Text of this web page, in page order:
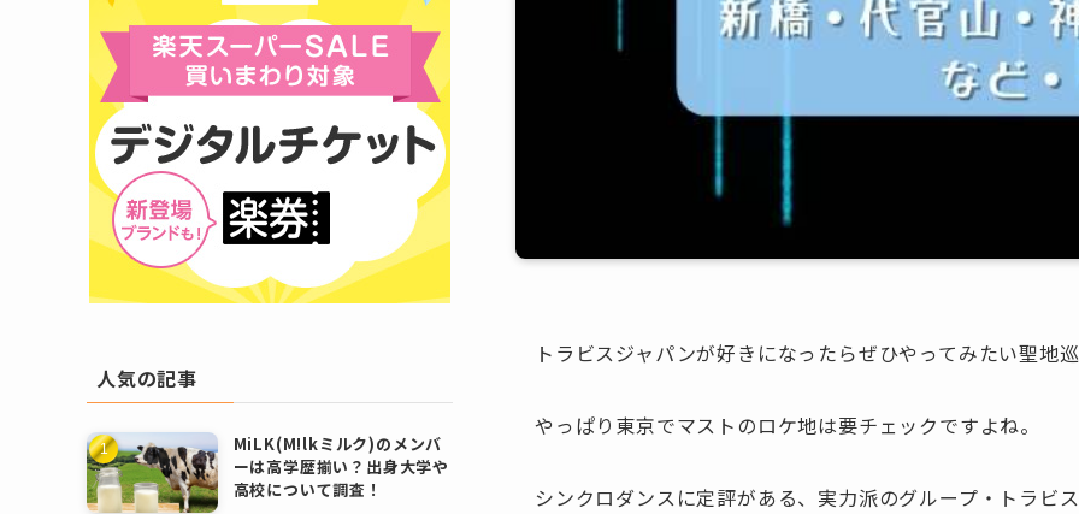
トラビスジャパンが好きになったらぜひやってみたい聖地
やっぱり東京でマストのロケ地は要チェックですよね。
シンクロダンスに定評がある、実力派のグループ・トラビ
人気の記事
MiLK(M!lkミルク)のメンバ
ーは高学歴揃い？出身大学や
高校について調査！